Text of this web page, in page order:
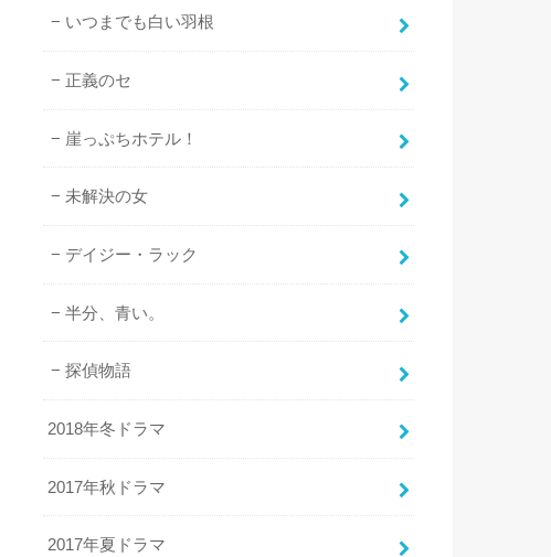
いつまでも白い羽根
正義のセ
崖っぷちホテル！
未解決の女
デイジー・ラック
半分、青い。
探偵物語
2018年冬ドラマ
2017年秋ドラマ
2017年夏ドラマ